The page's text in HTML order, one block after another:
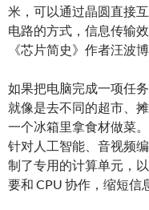
米，可以通过晶圆直接
电路的方式，信息传输
《芯片简史》作者汪波博
如果把电脑完成一项任
就像是去不同的超市、
一个冰箱里拿食材做菜
针对人工智能、音视频
制了专用的计算单元，
要和 CPU 协作，缩短信